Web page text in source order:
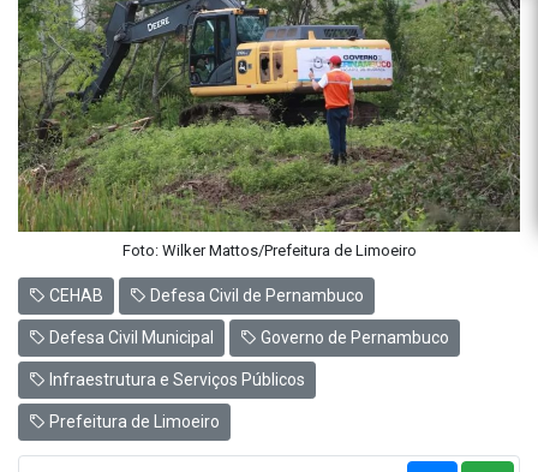
Foto: Wilker Mattos/Prefeitura de Limoeiro
CEHAB Defesa Civil de Pernambuco
Defesa Civil Municipal Governo de Pernambuco
Infraestrutura e Serviços Públicos
Prefeitura de Limoeiro